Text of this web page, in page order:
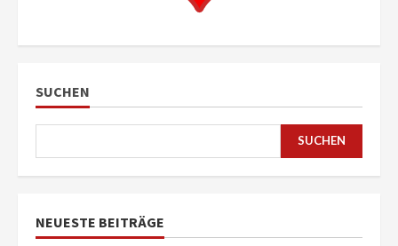
SUCHEN
SUCHEN
NEUESTE BEITRÄGE